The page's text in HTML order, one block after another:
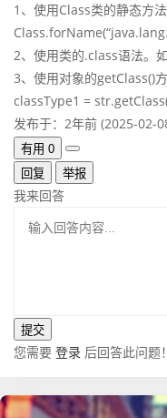
1、使用Class类的静态方法
2、使用类的.class语法。
3、使用对象的getClass()
classType1 =
发布于：2年前 (2025-02-
有用 0
回复
举报
我来回答
您需要 登录 后回答此问题！